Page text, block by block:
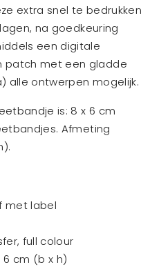
extra snel te bedrukken
na goedkeuring
een digitale
patch met een gladde
alle ontwerpen mogelijk.
is: 8 x 6 cm
Afmeting
met label
full colour
cm (b x h)